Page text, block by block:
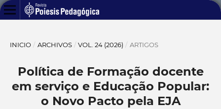
INICIO / ARCHIVOS / VOL. 24 (2026) / ARTIGOS
Política de Formação docente
em serviço e Educação Popular:
o Novo Pacto pela EJA